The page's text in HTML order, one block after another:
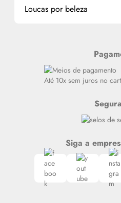
Miniaturas de Produtos de
Meus endereços
Loucas por beleza
Siga nosso canal no Whatsapp
Até 10x sem juros no
Siga a